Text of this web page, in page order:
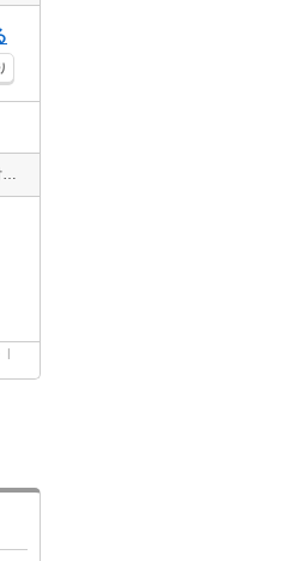
◇LINE、クレジット、オンライン対応◇エイブルNW四街道店 エアコン付き。追い焚き付き。浴室乾燥機付。システムキッチン。